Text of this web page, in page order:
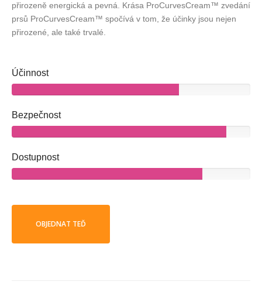
přirozeně energická a pevná. Krása ProCurvesCream™ zvedání
prsů ProCurvesCream™ spočívá v tom, že účinky jsou nejen
přirozené, ale také trvalé.
Účinnost
Bezpečnost
Dostupnost
OBJEDNAT TEĎ